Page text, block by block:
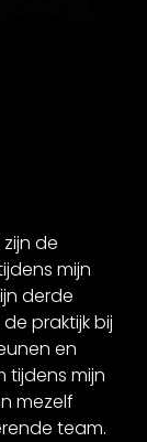
de
mijn
derde
praktijk bij
en
tijdens mijn
mezelf
team.